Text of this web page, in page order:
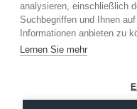
©2026.
analysieren, einschließlich
Suchbegriffen und Ihnen
Informationen anbieten zu
Lernen Sie mehr